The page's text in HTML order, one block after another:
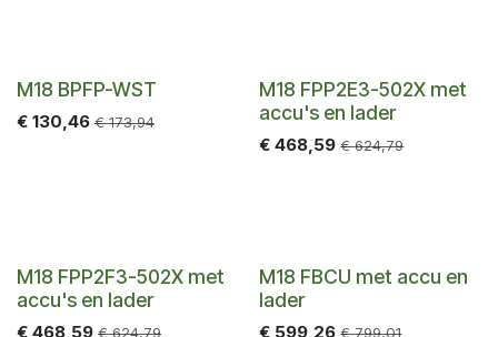
-25%
M18 BPFP-WST
€ 130,46 €173,94
-25%
M18 FPP2E3-502X met
accu's en lader
€468,59 €624,79
-25%
M18 FPP2F3-502X met
accu's en lader
€ 468,59 €624,79
-25%
M18 FBCU met accu en
lader
€ 599,26 €799,01